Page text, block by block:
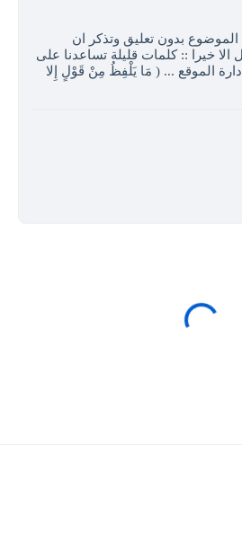
بدون تعليق وتذكر ان
الا خيرا :: كلمات قليلة تساعدنا على
الموقع ... ( مَا يَلْفِظُ مِنْ قَوْلٍ إِلا